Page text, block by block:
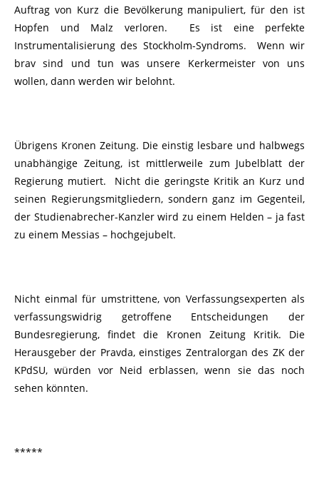
Auftrag von Kurz die Bevölkerung manipuliert, für den ist
Hopfen und Malz verloren. Es ist eine perfekte
Instrumentalisierung des Stockholm-Syndroms. Wenn wir
brav sind und tun was unsere Kerkermeister von uns
wollen, dann werden wir belohnt.
Übrigens Kronen Zeitung. Die einstig lesbare und halbwegs
unabhängige Zeitung, ist mittlerweile zum Jubelblatt der
Regierung mutiert. Nicht die geringste Kritik an Kurz und
seinen Regierungsmitgliedern, sondern ganz im Gegenteil,
der Studienabrecher-Kanzler wird zu einem Helden – ja fast
zu einem Messias – hochgejubelt.
Nicht einmal für umstrittene, von Verfassungsexperten als
verfassungswidrig getroffene Entscheidungen der
Bundesregierung, findet die Kronen Zeitung Kritik. Die
Herausgeber der Pravda, einstiges Zentralorgan des ZK der
KPdSU, würden vor Neid erblassen, wenn sie das noch
sehen könnten.
*****